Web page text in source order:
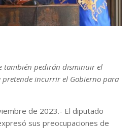
también pedirán disminuir el
pretende incurrir el Gobierno para
de 2023.- El diputado
sus preocupaciones de